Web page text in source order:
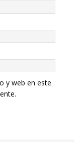
y web en este